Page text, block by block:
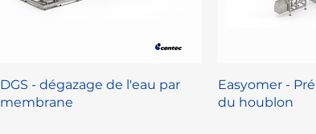
DGS - dégazage de l'eau par
membrane
Easyomer -
du houblon